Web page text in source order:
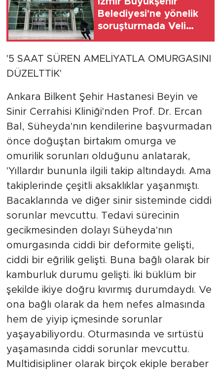
Belediyesi'ne yönelik
soruşturmada Veli
tutuklandı
'5 SAAT SÜREN AMELİYATLA OMURGASINI
DÜZELTTİK'
Ankara Bilkent Şehir Hastanesi Beyin ve
Sinir Cerrahisi Kliniği'nden Prof. Dr. Ercan
Bal, Süheyda'nın kendilerine başvurmadan
önce doğuştan birtakım omurga ve
omurilik sorunları olduğunu anlatarak,
'Yıllardır bununla ilgili takip altındaydı. Ama
takiplerinde çeşitli aksaklıklar yaşanmıştı.
Bacaklarında ve diğer sinir sisteminde ciddi
sorunlar mevcuttu. Tedavi sürecinin
gecikmesinden dolayı Süheyda'nın
omurgasında ciddi bir deformite gelişti,
ciddi bir eğrilik gelişti. Buna bağlı olarak bir
kamburluk durumu gelişti. İki büklüm bir
şekilde ikiye doğru kıvırmış durumdaydı. Ve
ona bağlı olarak da hem nefes almasında
hem de yiyip içmesinde sorunlar
yaşayabiliyordu. Oturmasında ve sırtüstü
yaşamasında ciddi sorunlar mevcuttu.
Multidisipliner olarak birçok ekiple beraber